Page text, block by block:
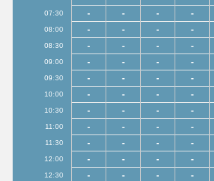
07:30 - - - -
08:00 - - - -
08:30 - - - -
09:00 - - - -
09:30 - - - -
10:00 - - - -
10:30 - - - -
11:00 - - - -
11:30 - - - -
12:00 - - - -
12:30 - - - -